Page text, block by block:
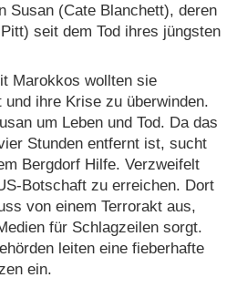
Susan (Cate Blanchett), deren
seit dem Tod ihres jüngsten
Marokkos wollten sie
ihre Krise zu überwinden.
um Leben und Tod. Da das
Stunden entfernt ist, sucht
Bergdorf Hilfe. Verzweifelt
Botschaft zu erreichen. Dort
von einem Terrorakt aus,
für Schlagzeilen sorgt.
leiten eine fieberhafte
ein.